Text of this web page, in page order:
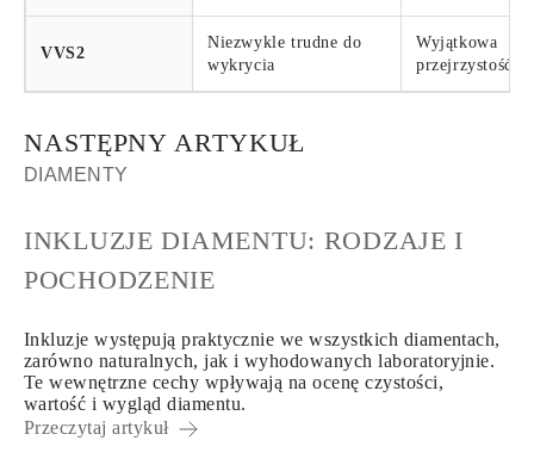
VVS2
Niezwykle trudne do
wykrycia
Wyjątkowa
przejrzystość i
NASTĘPNY ARTYKUŁ
DIAMENTY
INKLUZJE DIAMENTU: RODZAJE I
POCHODZENIE
Inkluzje występują praktycznie we wszystkich diamentach,
zarówno naturalnych, jak i wyhodowanych laboratoryjnie.
Te wewnętrzne cechy wpływają na ocenę czystości,
wartość i wygląd diamentu.
Przeczytaj artykuł